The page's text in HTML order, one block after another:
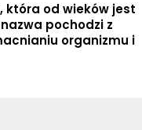
która od wieków jest
pochodzi z
organizmu i